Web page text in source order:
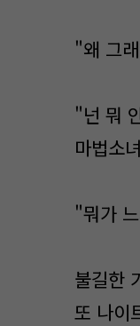
"왜 그
"넌 뭐
마법소
"뭐가
불길한
또 나이